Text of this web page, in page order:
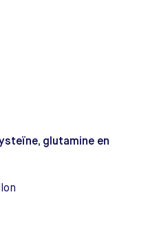
glutamine en